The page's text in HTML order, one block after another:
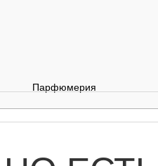
Парфюмерия